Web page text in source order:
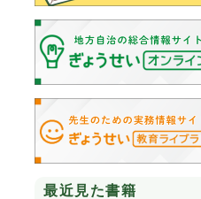
最近見た書籍